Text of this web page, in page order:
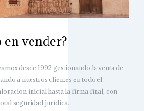
en vender?
desde 1992 gestionando la venta de
a nuestros clientes en todo el
inicial hasta la firma final, con
seguridad jurídica.